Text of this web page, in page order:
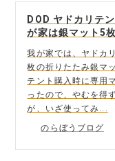
DOD ヤドカリテ
が家は銀マット5
我が家では、ヤドカ
枚の折りたたみ銀マ
テント購入時に専用
ったので、やむを得
が、いざ使ってみ...
のらぼうブログ